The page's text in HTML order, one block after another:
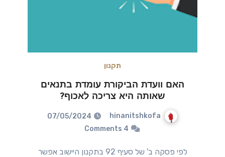
תקנון
האם וועדת הביקורת עומדת בתנאים
שאותה היא צריכה לאכוף?
hinanitshkofa
07/05/2024
4 Comments
לפי פסקה ב' של סעיף 92 בתקנון היישוב אפשר